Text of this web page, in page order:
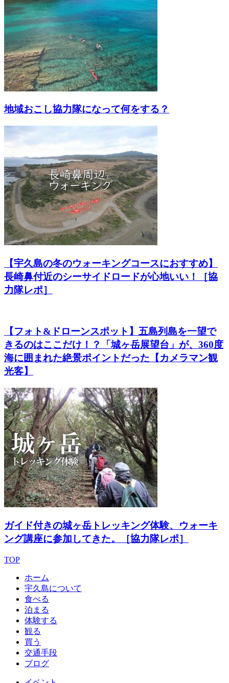
地域おこし協力隊になって何をする？
【宇久島の冬のウォーキングコースにおすすめ】
長崎鼻付近のシーサイドロードが心地いい！［協
力隊レポ］
【フォト&ドローンスポット】五島列島を一望で
きるのはここだけ！？「城ヶ岳展望台」が、360度
海に囲まれた絶景ポイントだった【カメラマン観
光客】
ガイド付きの城ヶ岳トレッキング体験、ウォーキ
ング講座に参加してきた。［協力隊レポ］
TOP
ホーム
宇久島について
食べる
泊まる
体験する
観る
買う
交通手段
ブログ